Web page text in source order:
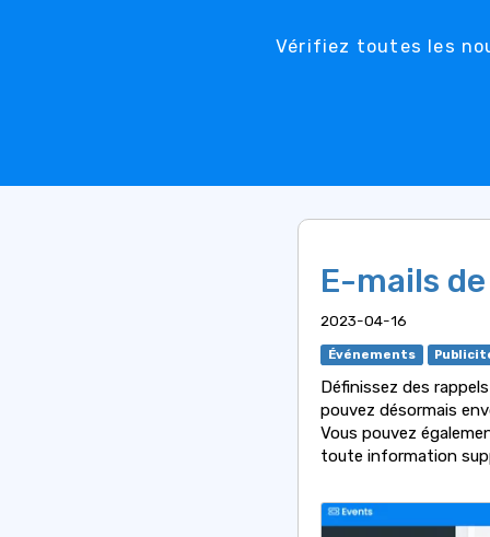
Vérifiez toutes les
E-mails
2023-04-16
Événements
Définissez des
pouvez désormais
Vous pouvez
toute information